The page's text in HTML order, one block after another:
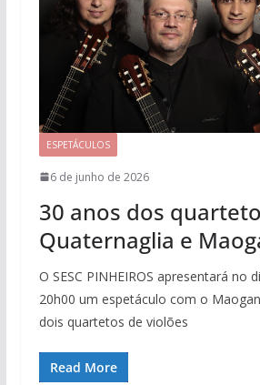
ESPETÁCULOS
6 de junho de 2026
30 anos dos
Quaternaglia e
O SESC PINHEIROS apresentará no
20h00 um espetáculo com o
dois quartetos de violões
Read More